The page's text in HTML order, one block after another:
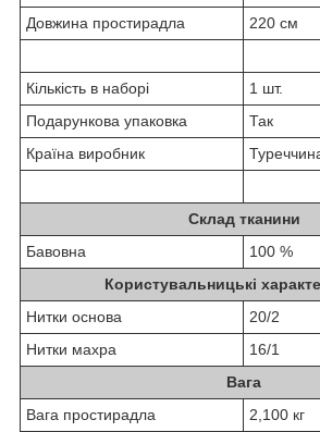
Довжина простирадла
220 см
Кількість в наборі
1 шт.
Подарункова упаковка
Так
Країна виробник
Склад тканини
Бавовна
100 %
Користувальницькі
Нитки основа
20/2
Нитки махра
16/1
Вага
Вага простирадла
2,100 кг